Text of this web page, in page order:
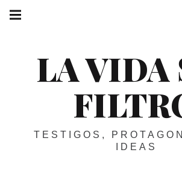
Skip
LA VIDA
TESTIGOS,
IDEAS
navigation